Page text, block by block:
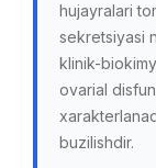
hujayralari
sekretsiyasi
klinik-
ovarial
buzilishdir.